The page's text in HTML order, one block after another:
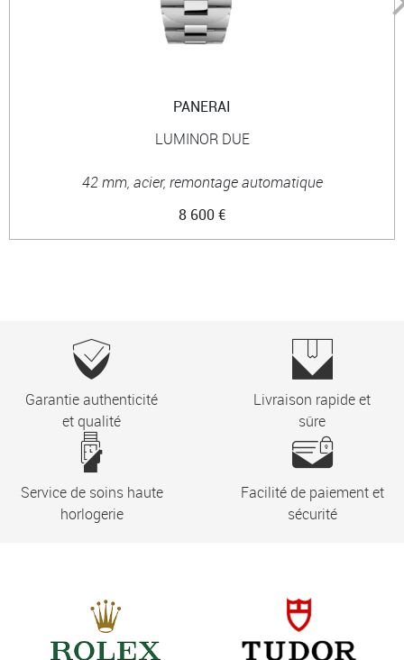
PANERAI
LUMINOR DUE
42 mm, acier, remontage automatique
8 600 €
Garantie authenticité
et qualité
Livraison rapide et
sûre
Service de soins haute
horlogerie
Facilité de paiement et
sécurité